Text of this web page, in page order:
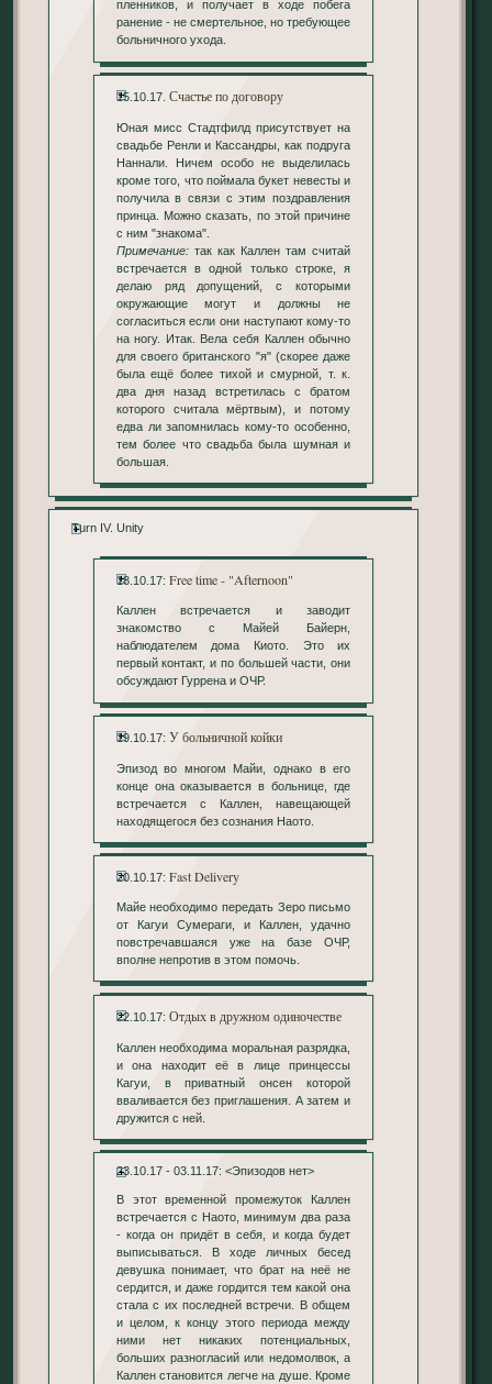
пленников, и получает в ходе побега
ранение - не смертельное, но требующее
больничного ухода.
15.10.17. Счастье по договору
Юная мисс Стадтфилд присутствует на
свадьбе Ренли и Кассандры, как подруга
Наннали. Ничем особо не выделилась
кроме того, что поймала букет невесты и
получила в связи с этим поздравления
принца. Можно сказать, по этой причине
с ним "знакома".
Примечание:так как Каллен там считай
встречается в одной только строке, я
делаю ряд допущений, с которыми
окружающие могут и должны не
согласиться если они наступают кому-то
на ногу. Итак. Вела себя Каллен обычно
для своего британского "я" (скорее даже
была ещё более тихой и смурной, т. к.
два дня назад встретилась с братом
которого считала мёртвым), и потому
едва ли запомнилась кому-то особенно,
тем более что свадьба была шумная и
большая.
Turn IV. Unity
18.10.17: Free time - "Afternoon"
Каллен встречается и заводит
знакомство с Майей Байерн,
наблюдателем дома Киото. Это их
первый контакт, и по большей части, они
обсуждают Гуррена и ОЧР.
19.10.17: У больничной койки
Эпизод во многом Майи, однако в его
конце она оказывается в больнице, где
встречается с Каллен, навещающей
находящегося без сознания Наото.
20.10.17: Fast Delivery
Майе необходимо передать Зеро письмо
от Кагуи Сумераги, и Каллен, удачно
повстречавшаяся уже на базе ОЧР,
вполне непротив в этом помочь.
22.10.17: Отдых в дружном одиночестве
Каллен необходима моральная разрядка,
и она находит её в лице принцессы
Кагуи, в приватный онсен которой
вваливается без приглашения. А затем и
дружится с ней.
23.10.17 - 03.11.17: <Эпизодов нет>
В этот временной промежуток Каллен
встречается с Наото, минимум два раза
- когда он придёт в себя, и когда будет
выписываться. В ходе личных бесед
девушка понимает, что брат на неё не
сердится, и даже гордится тем какой она
стала с их последней встречи. В общем
и целом, к концу этого периода между
ними нет никаких потенциальных,
больших разногласий или недомолвок, а
Каллен становится легче на душе. Кроме